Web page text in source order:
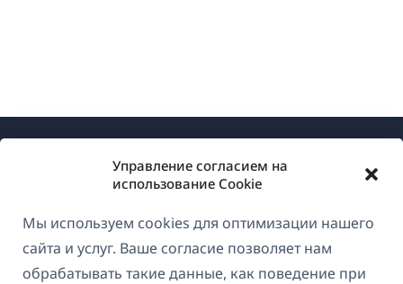
Управление согласием на
использование Cookie
Мы используем cookies для оптимизации нашего
сайта и услуг. Ваше согласие позволяет нам
обрабатывать такие данные, как поведение при
О WPML
GDPR и политика конфиденциальности